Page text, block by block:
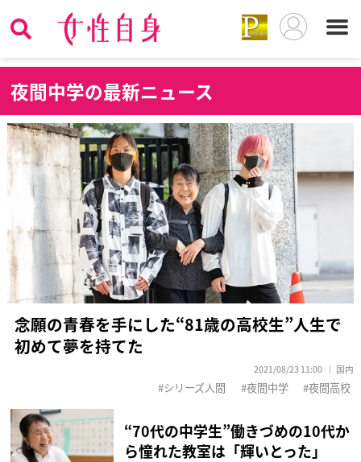
夜間中学の最新ニュース
念願の青春を手にした“81歳の高校生”人生で
初めて夢を持てた
2021/08/23 11:00 国内
シリーズ人間 夜間中学 夜間高校
“70代の中学生”働きづめの10代か
ら憧れた教室は「輝いとった」